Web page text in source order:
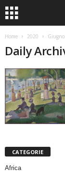
Home 2020 Giugno
Daily
CATEGORIE
Africa